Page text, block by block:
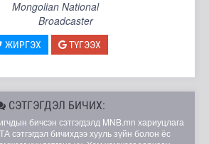
Mongolian National
Broadcaster
ЖИРГЭХ ТҮГЭЭХ
СЭТГЭГДЭЛ БИЧИХ:
бичсэн сэтгэгдэлд MNB.mn хариуцлага
сэтгэгдэл бичихдээ хууль зүйн болон ёс